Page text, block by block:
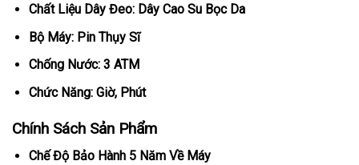
Chất Liệu Dây Đeo: Dây Cao Su Bọc Da
Bộ Máy: Pin Thụy Sĩ
Chống Nước: 3 ATM
Chức Năng: Giờ, Phút
Chính Sách Sản Phẩm
Chế Độ Bảo Hành 5 Năm Về Máy